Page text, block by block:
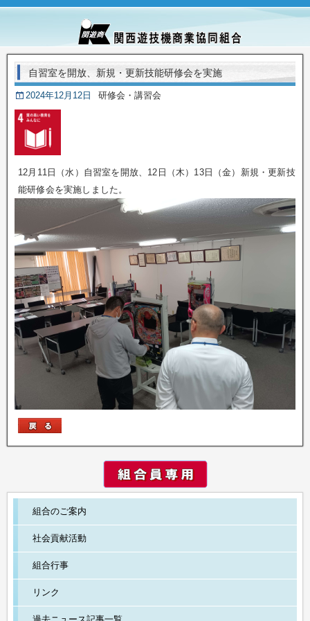
自習室を開放、新規・更新技能研修会を実施
2024年12月12日 研修会・講習会
12月11日（水）自習室を開放、12日（木）13日（金）新規・更新技
能研修会を実施しました。
組合のご案内
社会貢献活動
組合行事
リンク
過去ニュース記事一覧